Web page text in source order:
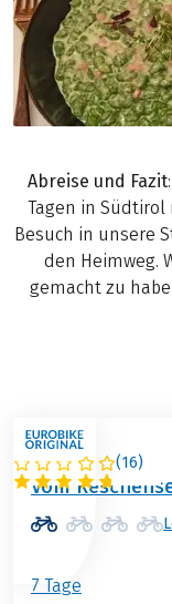
Abreise und Fazit
Tagen in
Besuch in unsere
den Heimweg.
gemacht zu
(16)
ITALIEN
Vom
7 Tage